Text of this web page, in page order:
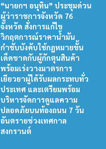
“นายกฯ อนุทิน” ประชุมด่วน
ผู้ว่าราชการจังหวัด 76
จังหวัด สั่งการแก้ไข
วิกฤตการณ์ราคาน้ำมัน
กำชับบังคับใช้กฎหมายขั้น
เด็ดขาดกับผู้กักตุนสินค้า
พร้อมเร่งวางมาตรการ
เยียวยาผู้ได้รับผลกระทบทั่ว
ประเทศ และเตรียมพร้อม
บริหารจัดการดูแลความ
ปลอดภัยบนท้องถนน 7 วัน
อันตรายช่วงเทศกาล
สงกรานต์